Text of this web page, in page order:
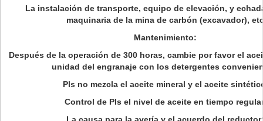
La instalación de transporte, equipo de elevación, y
maquinaria de la mina de carbón (excavador),
Mantenimiento:
Después de la operación de 300 horas, cambie por favor el
unidad del engranaje con los detergentes
Pls no mezcla el aceite mineral y el aceite
Control de Pls el nivel de aceite en tiempo